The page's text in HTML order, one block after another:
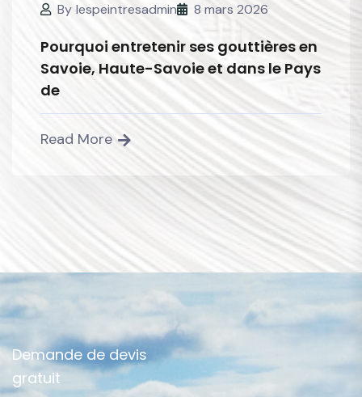
By lespeintresadmin 8 mars 2026
Pourquoi entretenir ses gouttières en
Savoie, Haute-Savoie et dans le Pays
de
Read More
Demande de devis
gratuit